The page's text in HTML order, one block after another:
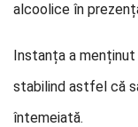
alcoolice în
Instanța a
stabilind astfel că
întemeiată.